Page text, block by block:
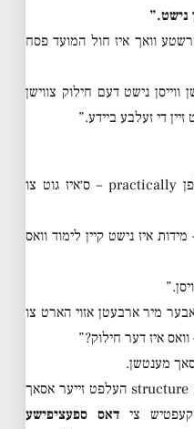
נישט.”
וואך איז חול המועד פסח
נישט דעם חילוק צווישן
די זעלבע ביידע.”
: “ס׳דארף נישט אלץ העלפן practically – ס׳איז גוט צו
איז נישט קיין לימוד וואס
מיר ארבעטן אזוי הארט צו
מענטשן.
אז “צו האבן א structure העלפט זייער אסאך
צידאס ספעציפישע